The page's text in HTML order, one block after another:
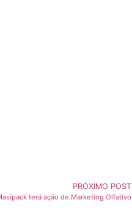
PRÓXIMO POST
terá ação de Marketing Olfativo